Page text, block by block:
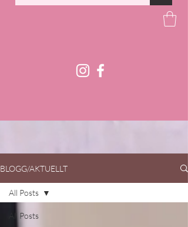
BLOGG/AKTUELLT
All Posts
All Posts